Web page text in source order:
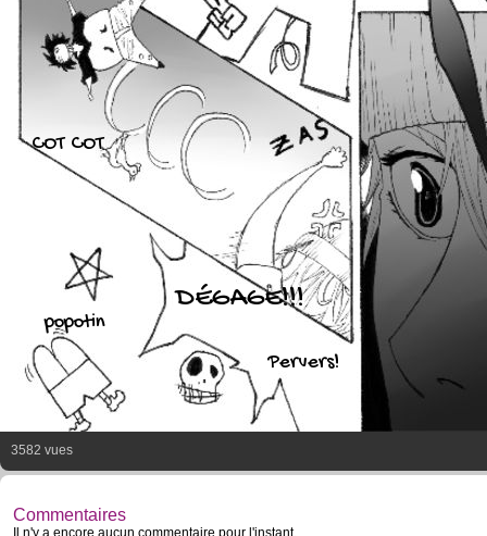
COT COT
popotin
DÉGAGE!!!
Pervers!
3582 vues
Commentaires
Il n'y a encore aucun commentaire pour l'instant.